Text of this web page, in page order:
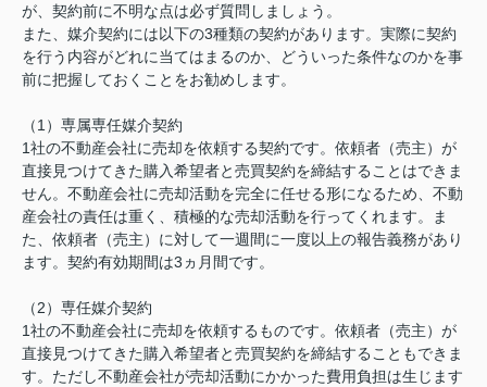
が、契約前に不明な点は必ず質問しましょう。
また、媒介契約には以下の3種類の契約があります。実際に契約
を行う内容がどれに当てはまるのか、どういった条件なのかを事
前に把握しておくことをお勧めします。
（1） 専属専任媒介契約
1社の不動産会社に売却を依頼する契約です。依頼者（売主）が
直接見つけてきた購入希望者と売買契約を締結することはできま
せん。不動産会社に売却活動を完全に任せる形になるため、不動
産会社の責任は重く、積極的な売却活動を行ってくれます。ま
た、依頼者（売主）に対して一週間に一度以上の報告義務があり
ます。契約有効期間は3ヵ月間です。
（2） 専任媒介契約
1社の不動産会社に売却を依頼するものです。依頼者（売主）が
直接見つけてきた購入希望者と売買契約を締結することもできま
す。ただし不動産会社が売却活動にかかった費用負担は生じます